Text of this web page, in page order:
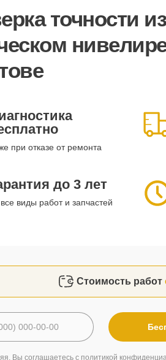
точности
при отказе от ремонта
до 3 лет
виды работ и запчастей
Стоимость работ
Вы соглашаетесь с политикой